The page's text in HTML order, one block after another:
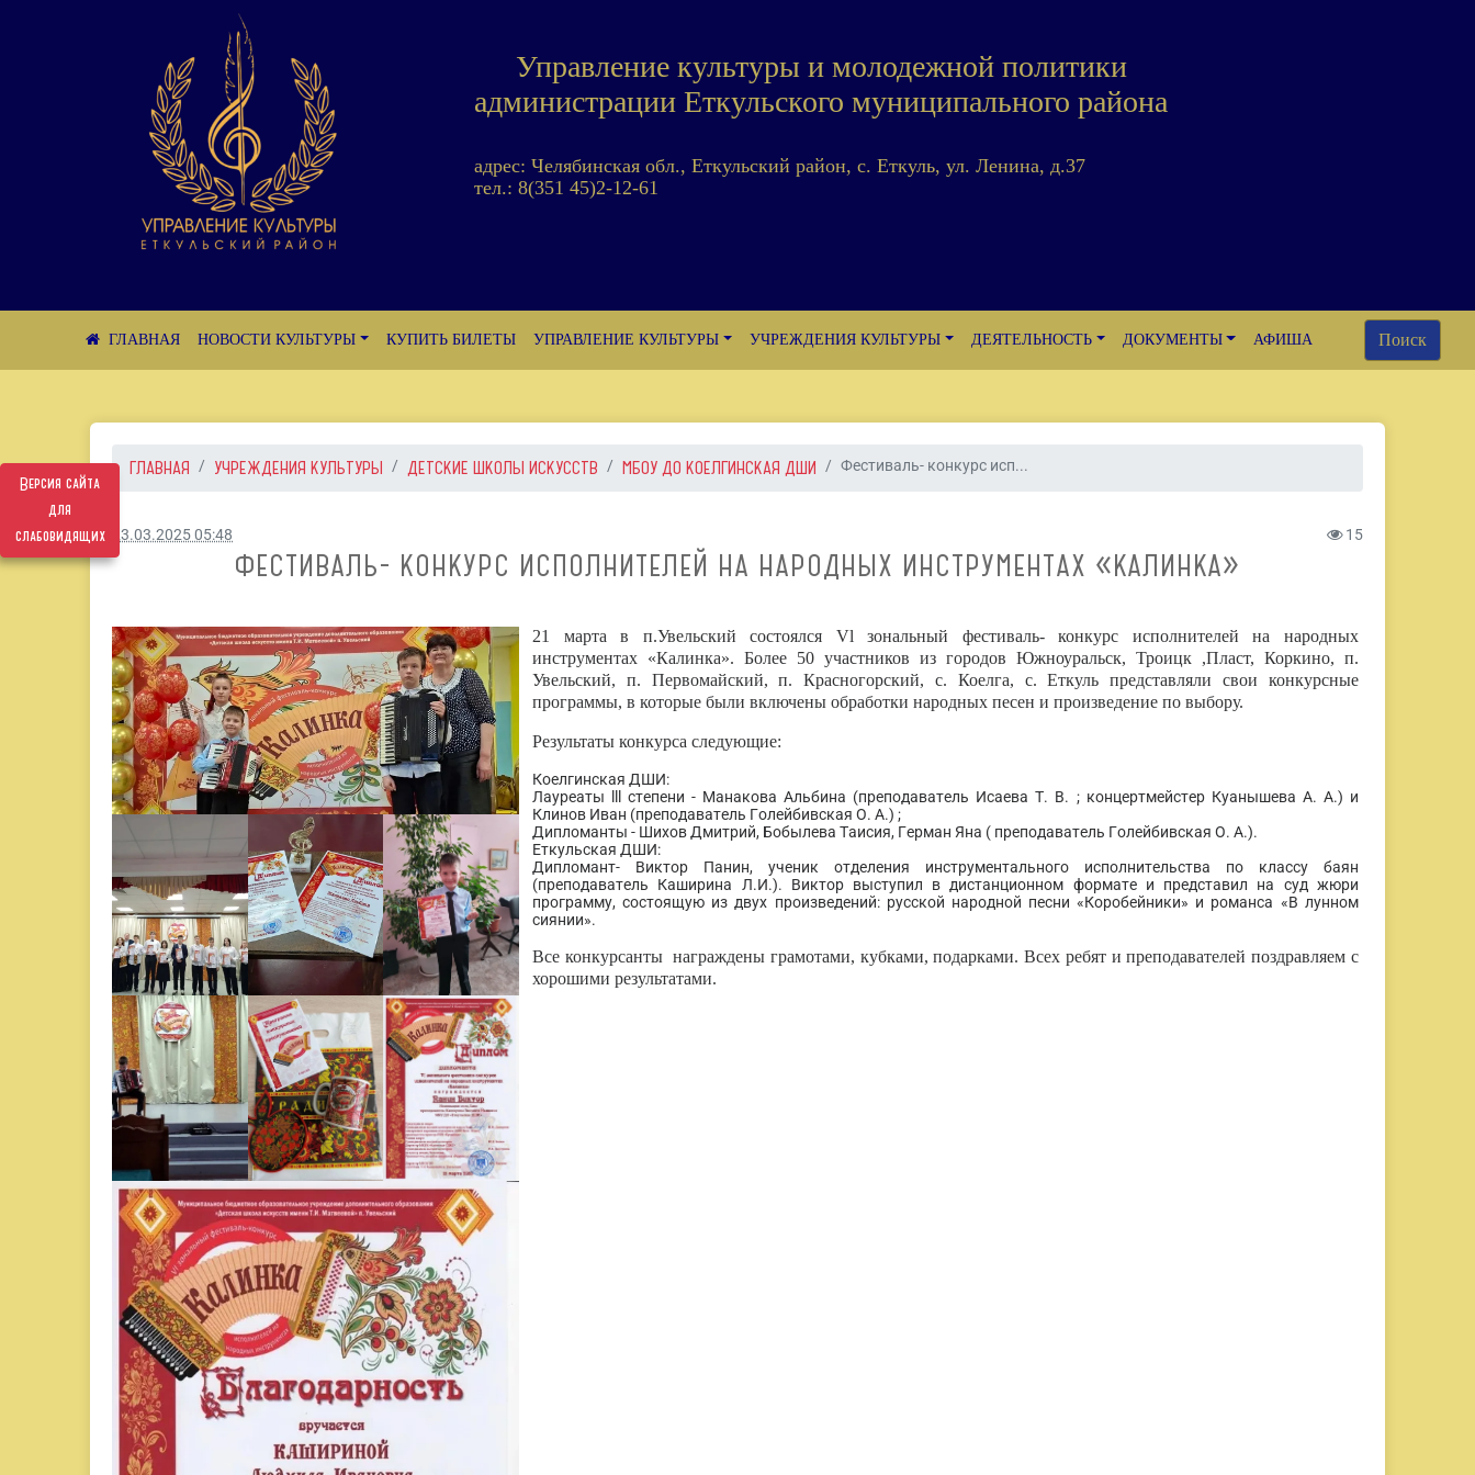
Версия сайта
для
слабовидящих
Управление культуры и молодежной политики
администрации Еткульского муниципального района
адрес: Челябинская обл., Еткульский район, с. Еткуль, ул. Ленина, д.37
тел.: 8(351 45)2-12-61
НОВОСТИ КУЛЬТУРЫ КУПИТЬ БИЛЕТЫ УПРАВЛЕНИЕ КУЛЬТУРЫ УЧРЕЖДЕНИЯ КУЛЬТУРЫ ДЕЯТЕЛЬНОСТЬ ДОКУМЕНТЫ АФИША Поиск
ГЛАВНАЯ УЧРЕЖДЕНИЯ КУЛЬТУРЫ ДЕТСКИЕ ШКОЛЫ ИСКУССТВ МБОУ ДО КОЕЛГИНСКАЯ ДШИ Фестиваль- конкурс исп...
23.03.2025 05:48 15
ФЕСТИВАЛЬ- КОНКУРС ИСПОЛНИТЕЛЕЙ НА НАРОДНЫХ ИНСТРУМЕНТАХ «КАЛИНКА»
21 марта в п.Увельский состоялся Vl зональный фестиваль- конкурс исполнителей на народных
инструментах «Калинка». Более 50 участников из городов Южноуральск, Троицк ,Пласт, Коркино, п.
Увельский, п. Первомайский, п. Красногорский, с. Коелга, с. Еткуль представляли свои конкурсные
программы, в которые были включены обработки народных песен и произведение по выбору.
Результаты конкурса следующие:
Коелгинская ДШИ:
Лауреаты lll степени - Манакова Альбина (преподаватель Исаева Т. В. ; концертмейстер Куанышева А. А.) и
Клинов Иван (преподаватель Голейбивская О. А.) ;
Дипломанты - Шихов Дмитрий, Бобылева Таисия, Герман Яна ( преподаватель Голейбивская О. А.).
Еткульская ДШИ:
Дипломант- Виктор Панин, ученик отделения инструментального исполнительства по классу баян
(преподаватель Каширина Л.И.). Виктор выступил в дистанционном формате и представил на суд жюри
программу, состоящую из двух произведений: русской народной песни «Коробейники» и романса «В лунном
сиянии».
Все конкурсанты награждены грамотами, кубками, подарками. Всех ребят и преподавателей поздравляем с
хорошими результатами.